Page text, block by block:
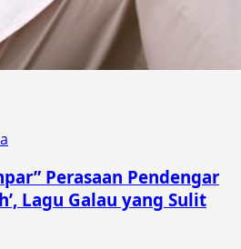
Perasaan Pendengar
Lagu Galau yang Sulit